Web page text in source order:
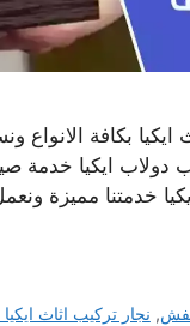
بكافة الانواع
دولاب ايكيا خدمة
خدمتنا مميزة
, نجار تركيب اثاث